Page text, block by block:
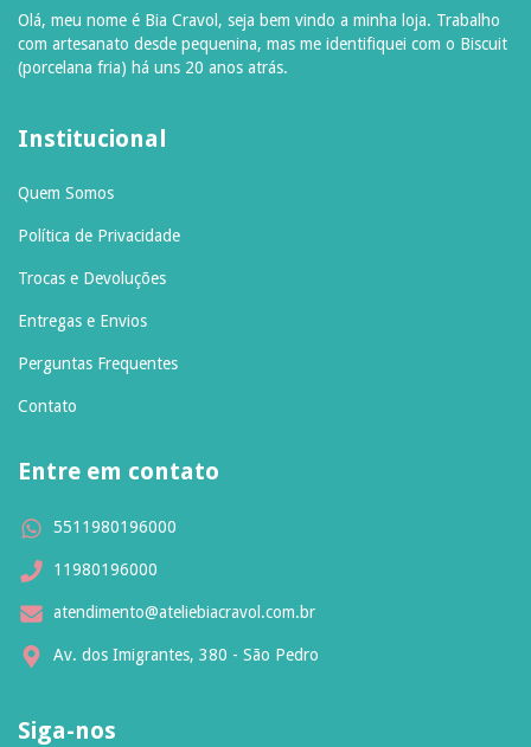
Olá, meu nome é Bia Cravol, seja bem vindo a minha loja. Trabalho
com artesanato desde pequenina, mas me identifiquei com o Biscuit
(porcelana fria) há uns 20 anos atrás.
Institucional
Quem Somos
Política de Privacidade
Trocas e Devoluções
Entregas e Envios
Perguntas Frequentes
Contato
Entre em contato
5511980196000
11980196000
atendimento@ateliebiacravol.com.br
Av. dos Imigrantes, 380 - São Pedro
Siga-nos